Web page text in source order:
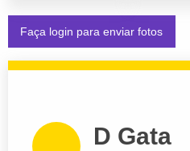
Faça login para enviar fotos
D Gata